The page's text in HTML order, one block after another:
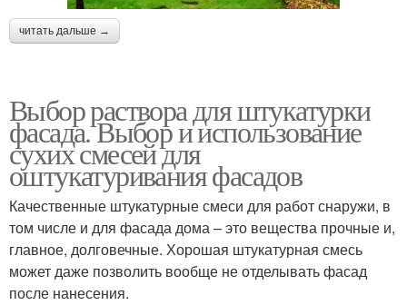
читать дальше →
Выбор раствора для штукатурки
фасада. Выбор и использование
сухих смесей для
оштукатуривания фасадов
Качественные штукатурные смеси для работ снаружи, в
том числе и для фасада дома – это вещества прочные и,
главное, долговечные. Хорошая штукатурная смесь
может даже позволить вообще не отделывать фасад
после нанесения.